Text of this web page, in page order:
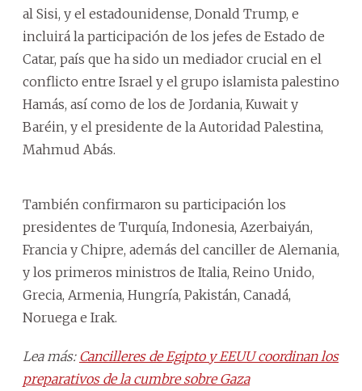
al Sisi, y el estadounidense, Donald Trump, e
incluirá la participación de los jefes de Estado de
Catar, país que ha sido un mediador crucial en el
conflicto entre Israel y el grupo islamista palestino
Hamás, así como de los de Jordania, Kuwait y
Baréin, y el presidente de la Autoridad Palestina,
Mahmud Abás.
También confirmaron su participación los
presidentes de Turquía, Indonesia, Azerbaiyán,
Francia y Chipre, además del canciller de Alemania,
y los primeros ministros de Italia, Reino Unido,
Grecia, Armenia, Hungría, Pakistán, Canadá,
Noruega e Irak.
Lea más: Cancilleres de Egipto y EEUU coordinan los
preparativos de la cumbre sobre Gaza